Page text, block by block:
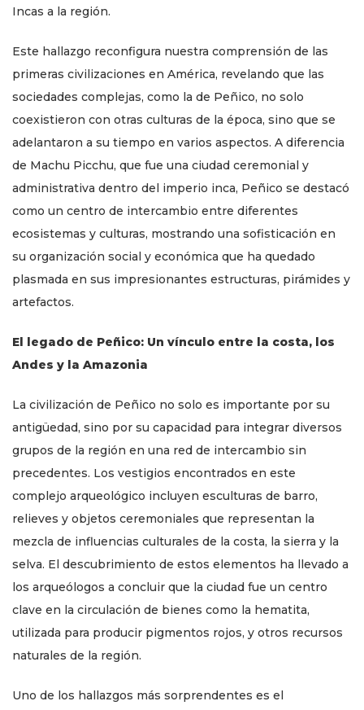
Incas a la región.
Este hallazgo reconfigura nuestra comprensión de las
primeras civilizaciones en América, revelando que las
sociedades complejas, como la de Peñico, no solo
coexistieron con otras culturas de la época, sino que se
adelantaron a su tiempo en varios aspectos. A diferencia
de Machu Picchu, que fue una ciudad ceremonial y
administrativa dentro del imperio inca, Peñico se destacó
como un centro de intercambio entre diferentes
ecosistemas y culturas, mostrando una sofisticación en
su organización social y económica que ha quedado
plasmada en sus impresionantes estructuras, pirámides y
artefactos.
El legado de Peñico: Un vínculo entre la costa, los
Andes y la Amazonia
La civilización de Peñico no solo es importante por su
antigüedad, sino por su capacidad para integrar diversos
grupos de la región en una red de intercambio sin
precedentes. Los vestigios encontrados en este
complejo arqueológico incluyen esculturas de barro,
relieves y objetos ceremoniales que representan la
mezcla de influencias culturales de la costa, la sierra y la
selva. El descubrimiento de estos elementos ha llevado a
los arqueólogos a concluir que la ciudad fue un centro
clave en la circulación de bienes como la hematita,
utilizada para producir pigmentos rojos, y otros recursos
naturales de la región.
Uno de los hallazgos más sorprendentes es el